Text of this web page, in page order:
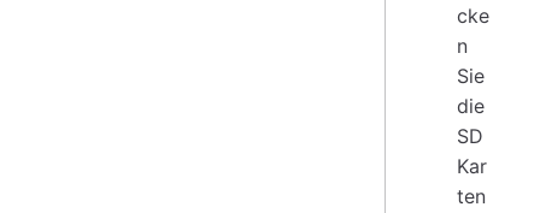
cke
n
Sie
die
SD
Kar
ten